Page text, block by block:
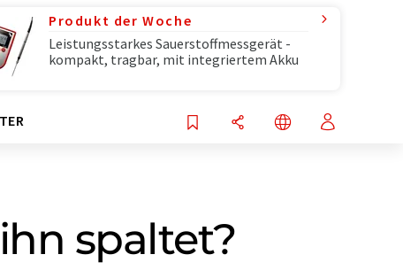
Produkt der Woche
Leistungsstarkes Sauerstoffmessgerät -
kompakt, tragbar, mit integriertem Akku
spaltet?